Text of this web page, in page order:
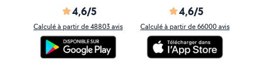
4,6/5
Calculé à partir de 48803 avis
4,6/5
Calculé à partir de 66000 avis